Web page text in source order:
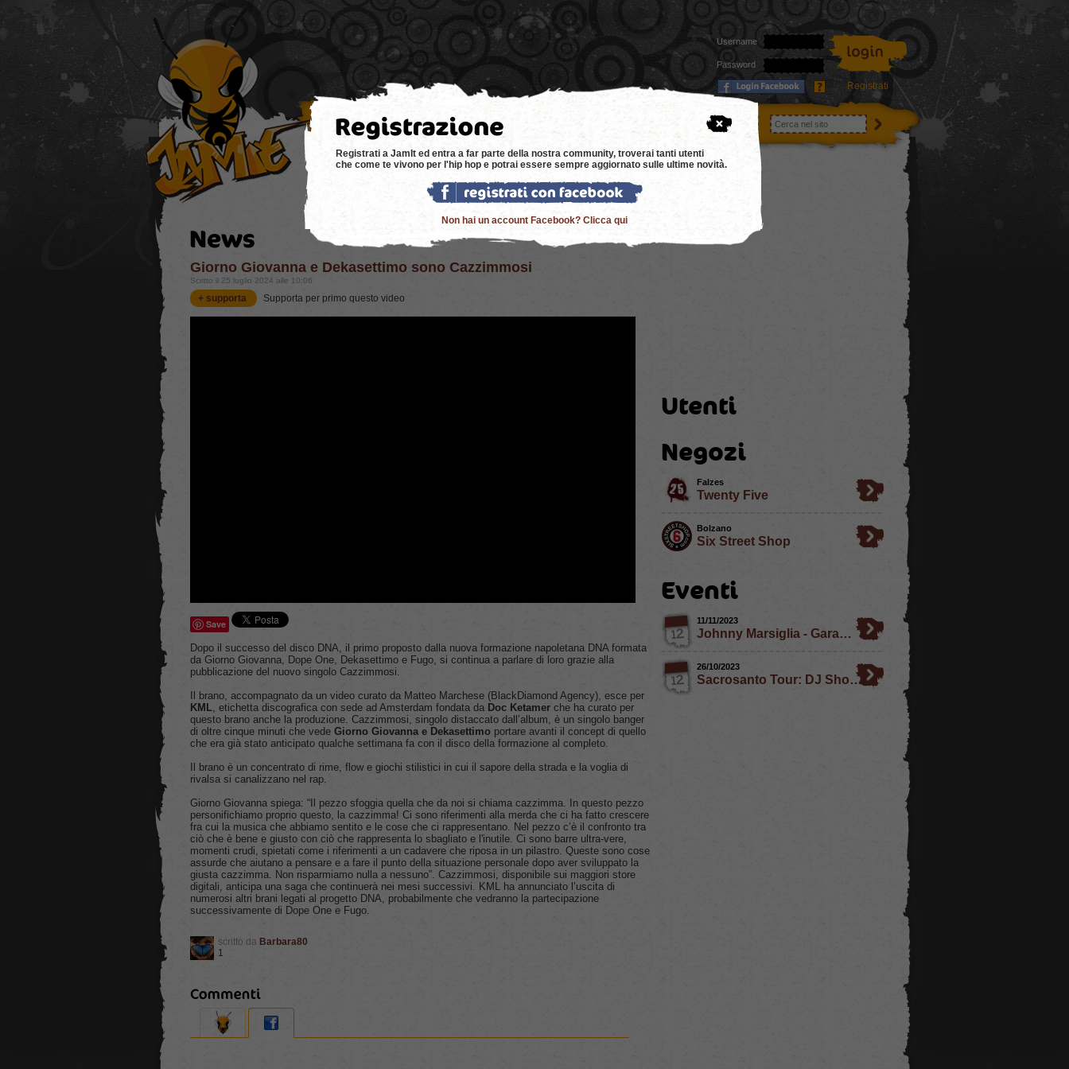
Username
Password
Registrati
home news negozi eventi utenti
Giorno Giovanna e Dekasettimo sono Cazzimmosi
Scritto il 25 luglio 2024 alle 10:06
+ supporta Supporta per primo questo video
Save
Dopo il successo del disco DNA, il primo proposto dalla nuova formazione napoletana DNA formata
da Giorno Giovanna, Dope One, Dekasettimo e Fugo, si continua a parlare di loro grazie alla
pubblicazione del nuovo singolo Cazzimmosi.
Il brano, accompagnato da un video curato da Matteo Marchese (BlackDiamond Agency), esce per
KML, etichetta discografica con sede ad Amsterdam fondata da Doc Ketamer che ha curato per
questo brano anche la produzione. Cazzimmosi, singolo distaccato dall’album, è un singolo banger
di oltre cinque minuti che vede Giorno Giovanna e Dekasettimo portare avanti il concept di quello
che era già stato anticipato qualche settimana fa con il disco della formazione al completo.
Il brano è un concentrato di rime, flow e giochi stilistici in cui il sapore della strada e la voglia di
rivalsa si canalizzano nel rap.
Giorno Giovanna spiega: “Il pezzo sfoggia quella che da noi si chiama cazzimma. In questo pezzo
personifichiamo proprio questo, la cazzimma! Ci sono riferimenti alla merda che ci ha fatto crescere
fra cui la musica che abbiamo sentito e le cose che ci rappresentano. Nel pezzo c’è il confronto tra
ciò che è bene e giusto con ciò che rappresenta lo sbagliato e l'inutile. Ci sono barre ultra-vere,
momenti crudi, spietati come i riferimenti a un cadavere che riposa in un pilastro. Queste sono cose
assurde che aiutano a pensare e a fare il punto della situazione personale dopo aver sviluppato la
giusta cazzimma. Non risparmiamo nulla a nessuno”. Cazzimmosi, disponibile sui maggiori store
digitali, anticipa una saga che continuerà nei mesi successivi. KML ha annunciato l’uscita di
numerosi altri brani legati al progetto DNA, probabilmente che vedranno la partecipazione
successivamente di Dope One e Fugo.
scritto da Barbara80
1
Utenti
Negozi
Falzes
Twenty Five
Bolzano
Six Street Shop
Eventi
11/11/2023
Johnny Marsiglia - Gara…
26/10/2023
Sacrosanto Tour: DJ Sho…
Registrati a JamIt ed entra a far parte della nostra community, troverai tanti utenti
che come te vivono per l'hip hop e potrai essere sempre aggiornato sulle ultime novità.
Non hai un account Facebook? Clicca qui